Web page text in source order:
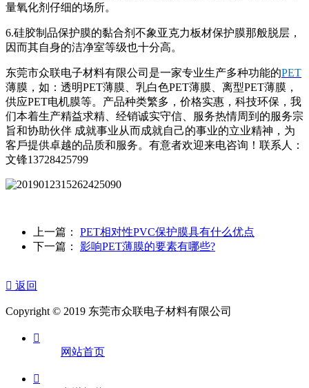
量氧化剂仔细的场所。
6.硅胶制品保护膜的黏合剂不象亚克力板材保护膜那般脱层，
因而其自身的洁净室等级也十分高。
东莞市众联电子材料有限公司是一家专业生产多种功能的PET
薄膜，如：透明PET薄膜、乳白色PET薄膜、离型PET薄膜，
供应PET电机膜等。产品种类繁多，价格实惠，科技环保，我
们本着生产精益求精、经销诚实守信、服务热情周到的服务宗
旨和协助伙伴 成就事业从而成就自己的事业的立业精神，为
客戶提供卓越的品质和服务。有意者欢迎来电咨询！联系人：
文锋13728425799
上一篇： PET相对性PVC保护膜具有什么优点
下一篇： 影响PET薄膜的要素有哪些?
 返回
Copyright © 2019 东莞市众联电子材料有限公司

网站首页
